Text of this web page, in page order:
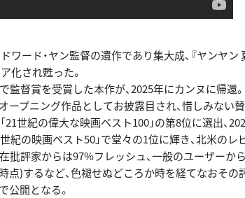
ワード・ヤン監督の遺作であり集大成、『ヤンヤン
化され甦った。
監督賞を受賞した本作が、2025年にカンヌに帰還
ープニング作品としてお披露目され、惜しみない賛
21世紀の偉大な映画ベスト100」の第8位に選出、
世紀の映画ベスト50」で堂々の1位に輝き、北米のレ
批評家からは97%フレッシュ、一般のユーザーか
点)するなど、色褪せぬどころか時を経てなおその
公開となる。